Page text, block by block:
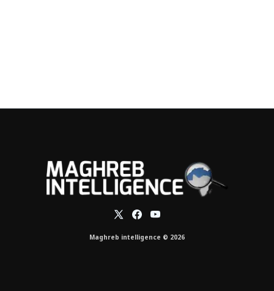
Maghreb intelligence © 2026